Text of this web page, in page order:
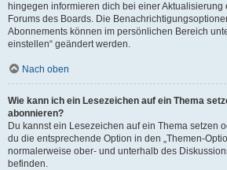
hingegen informieren dich bei einer
Forums des Boards. Die
Abonnements können im persönlichen Bereich
einstellen“ geändert werden.
Nach oben
Wie kann ich ein Lesezeichen auf ein Thema
abonnieren?
Du kannst ein Lesezeichen auf ein Thema setzen
du die entsprechende Option in den „Themen-
normalerweise ober- und unterhalb des
befinden.